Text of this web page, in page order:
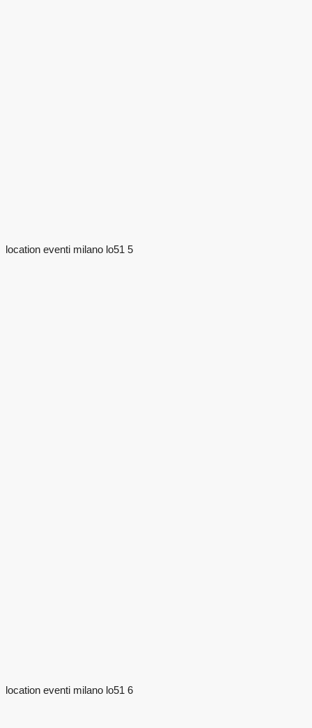
location eventi milano lo51 5
location eventi milano lo51 6